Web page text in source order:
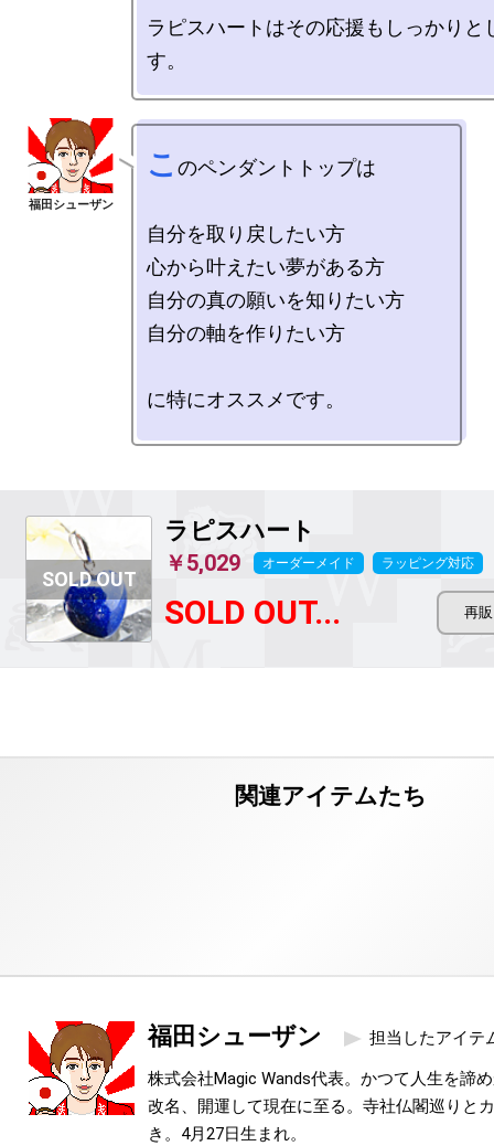
ラピスハートはその応援もしっかりと
こ のペンダントトップは
自分を取り戻したい方
心から叶えたい夢がある方
自分の真の願いを知りたい方
自分の軸を作りたい方
に特にオススメです。
ラピスハート
￥5,029 オーダーメイド ラッピング対応
SOLD OUT...
福田シューザン 担当したアイテ
株式会社Magic Wands代表。かつて人生を諦
改名、開運して現在に至る。寺社仏閣巡りと
き。4月27日生まれ。